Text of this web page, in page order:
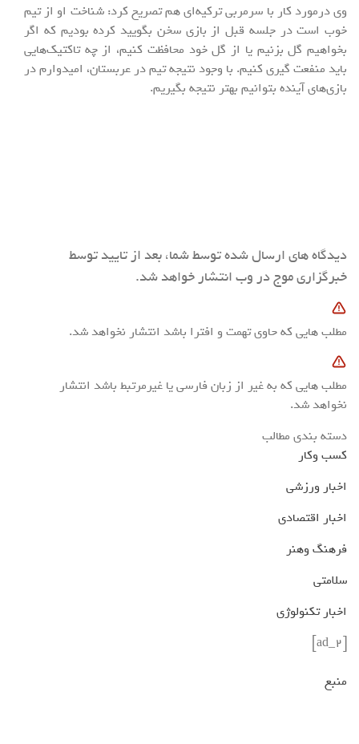
وی درمورد کار با سرمربی ترکیه‌ای هم تصریح کرد: شناخت او از تیم
خوب است در جلسه قبل از بازی سخن بگویید کرده بودیم که اگر
بخواهیم گل بزنیم یا از گل خود محافظت کنیم، از چه تاکتیک‌هایی
باید منفعت گیری کنیم. با وجود نتیجه تیم در عربستان، امیدوارم در
بازی‌های آینده بتوانیم بهتر نتیجه بگیریم.
دیدگاه های ارسال شده توسط شما، بعد از تایید توسط
خبرگزاری موج در وب انتشار خواهد شد.
مطلب هایی که حاوی تهمت و افترا باشد انتشار نخواهد شد.
مطلب هایی که به غیر از زبان فارسی یا غیرمرتبط باشد انتشار
نخواهد شد.
دسته بندی مطالب
کسب وکار
اخبار ورزشی
اخبار اقتصادی
فرهنگ وهنر
سلامتی
اخبار تکنولوژی
[ad_2]
منبع